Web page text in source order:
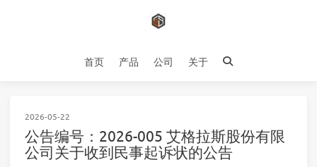
首页 产品 公司 关于
2026-05-22
公告编号：2026-005 艾格拉斯股份有限
公司关于收到民事起诉状的公告